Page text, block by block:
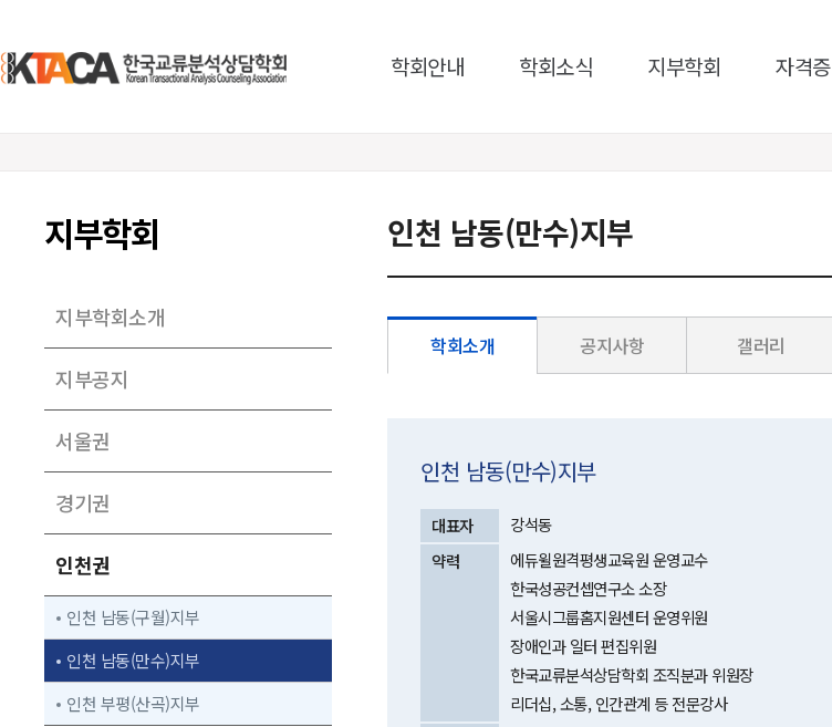
학회안내 학회소식 지부학회 자격증
지부학회
지부학회소개
지부공지
서울권
경기권
인천권
인천 남동(구월)지부
인천 남동(만수)지부
인천 부평(산곡)지부
인천 남동(만수)지부
학회소개 공지사항 갤러리
인천 남동(만수)지부
대표자
강석동
약력
에듀윌원격평생교육원 운영교수
한국성공컨셉연구소 소장
서울시그룹홈지원센터 운영위원
장애인과 일터 편집위원
한국교류분석상담학회 조직분과 위원장
리더십, 소통, 인간관계 등 전문강사